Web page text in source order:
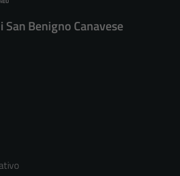
San Benigno Canavese